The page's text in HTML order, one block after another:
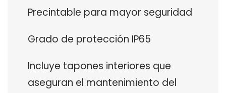
Precintable para mayor seguridad
Grado de protección IP65
Incluye tapones interiores que
aseguran el mantenimiento del